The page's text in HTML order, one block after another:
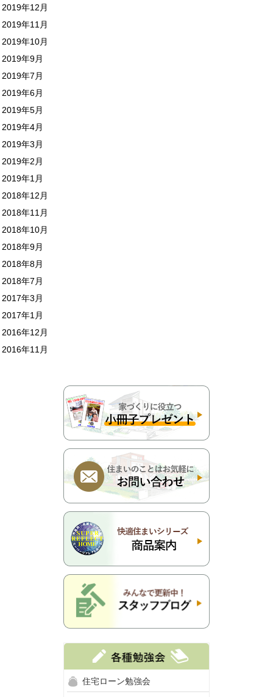
2019年12月
2019年11月
2019年10月
2019年9月
2019年7月
2019年6月
2019年5月
2019年4月
2019年3月
2019年2月
2019年1月
2018年12月
2018年11月
2018年10月
2018年9月
2018年8月
2018年7月
2017年3月
2017年1月
2016年12月
2016年11月
住宅ローン勉強会